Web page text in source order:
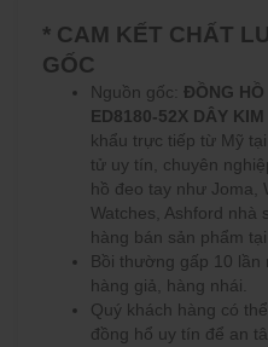
* CAM KẾT CHẤT
GỐC
Nguồn gốc: ĐỒNG
ED8180-52X DÂY
khẩu trực tiếp từ Mỹ
tử uy tín, chuyên
hồ đeo tay như Joma,
Watches, Ashford nhà
hàng bán sản phẩm
Bồi thường gấp 10 lần
hàng giả, hàng nhái.
Quý khách hàng có
đồng hổ uy tín để an